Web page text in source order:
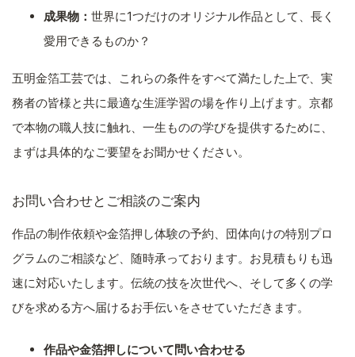
成果物： 世界に1つだけのオリジナル作品として、長く
愛用できるものか？
五明金箔工芸では、これらの条件をすべて満たした上で、実
務者の皆様と共に最適な生涯学習の場を作り上げます。京都
で本物の職人技に触れ、一生ものの学びを提供するために、
まずは具体的なご要望をお聞かせください。
お問い合わせとご相談のご案内
作品の制作依頼や金箔押し体験の予約、団体向けの特別プロ
グラムのご相談など、随時承っております。お見積もりも迅
速に対応いたします。伝統の技を次世代へ、そして多くの学
びを求める方へ届けるお手伝いをさせていただきます。
作品や金箔押しについて問い合わせる